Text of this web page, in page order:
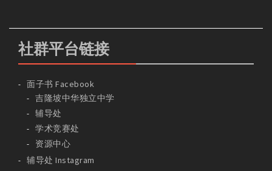
社群平台链接
面子书 Facebook
吉隆坡中华独立中学
辅导处
学术竞赛处
资源中心
辅导处 Instagram